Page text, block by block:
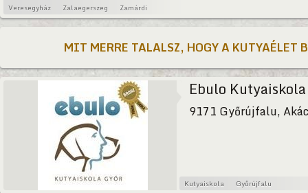
Veresegyház
Zalaegerszeg Zamárdi
MIT MERRE TALALSZ, HOGY A KUTYAÉLET
Ebulo Kutyaiskola
9171 Győrújfalu,
Kutyaiskola Győrújfalu